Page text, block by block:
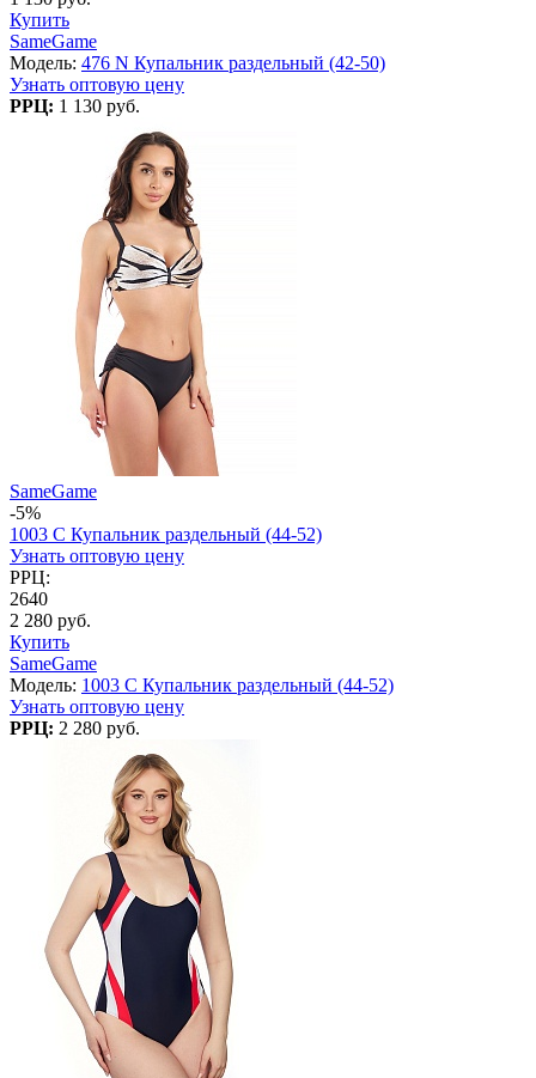
Купить
SameGame
Модель: 476 N Купальник раздельный (42-50)
Узнать оптовую цену
РРЦ: 1 130 руб.
SameGame
-5%
1003 C Купальник раздельный (44-52)
Узнать оптовую цену
РРЦ:
2640
2 280 руб.
Купить
SameGame
Модель: 1003 C Купальник раздельный (44-52)
Узнать оптовую цену
РРЦ: 2 280 руб.